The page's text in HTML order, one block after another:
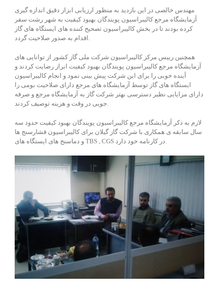
مهندس خالصی در این بازدید به منظور ارزیابی ابزار دقیق اندازه گیری
آزمایشگاه مرجع کالیبراسیون پویندگان بهبود کیفیت به شهر رشت سفر
کرده بودند تا در بخش کالیبراسیون تصحیح کننده های ایستگاه های گاز
اقدام به صدور صلاحیت گردد.
همچنین رییس مرکز کالیبراسیون شرکت ملی گاز کشور از توانایی های
آزمایشگاه مرجع کالیبراسیون پویندگان بهبود کیفیت ابراز رضایت کردند و
آینده خوبی را برای این شرکت پیش بینی نمود و انجام کالیبراسیون
ایستگاه های گاز توسط آزمایشگاه های مرجع دارای صلاحیت بومی را
دارای مزایایی نظیر دسترسی بهتر شرکت گاز به آزمایشگاه مرجع و صرفه
جویی در وقت و هزینه توصیف کردند.
لازم به ذکر آزمایشگاه مرجع کالیبراسیون پویندگان بهبود کیفیت حدود سه
سال سابقه ی همکاری با شرکت گاز گیلان برای کالیبراسیون فشارسنج ها
و دماسنج های ایستگاه های TBS , CGS در کارنامه خود دارد.